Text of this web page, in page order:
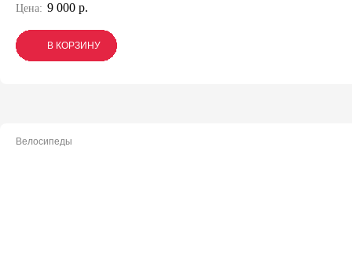
Цена: 9 000 р.
В КОРЗИНУ
В КОРЗИНУ
В КОРЗИНУ
Велосипеды